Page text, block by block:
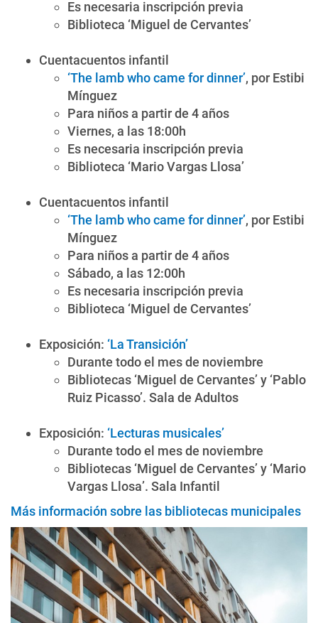
Es necesaria inscripción previa
Biblioteca ‘Miguel de Cervantes’
Cuentacuentos infantil
‘The lamb who came for dinner’, por Estibi
Mínguez
Para niños a partir de 4 años
Viernes, a las 18:00h
Es necesaria inscripción previa
Biblioteca ‘Mario Vargas Llosa’
Cuentacuentos infantil
‘The lamb who came for dinner’, por Estibi
Mínguez
Para niños a partir de 4 años
Sábado, a las 12:00h
Es necesaria inscripción previa
Biblioteca ‘Miguel de Cervantes’
Exposición: ‘La Transición’
Durante todo el mes de noviembre
Bibliotecas ‘Miguel de Cervantes’ y ‘Pablo
Ruiz Picasso’. Sala de Adultos
Exposición: ‘Lecturas musicales’
Durante todo el mes de noviembre
Bibliotecas ‘Miguel de Cervantes’ y ‘Mario
Vargas Llosa’. Sala Infantil
Más información sobre las bibliotecas municipales